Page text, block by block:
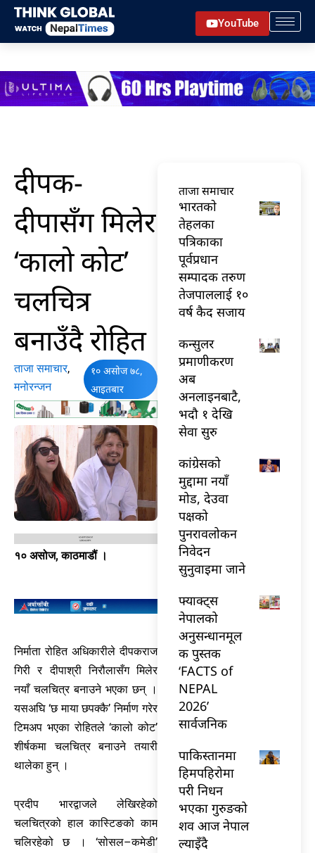
Skip
content
YouTube
दीपक-
दीपासँग मिलेर
‘कालो कोट’
चलचित्र
बनाउँदै रोहित
ताजा समाचार,
मनोरन्जन
१० असोज ७८,
आइतबार
१० असोज, काठमाडौं ।
निर्माता रोहित अधिकारीले दीपकराज
गिरी र दीपाश्री निरौलासँग मिलेर
नयाँ चलचित्र बनाउने भएका छन् ।
यसअघि ‘छ माया छपक्कै’ निर्माण गरेर
टिमअप भएका रोहितले ‘कालो कोट’
शीर्षकमा चलचित्र बनाउने तयारी
थालेका हुन् ।
प्रदीप भारद्वाजले लेखिरहेको
चलचित्रको हाल कास्टिङको काम
चलिरहेको छ । ‘सोसल–कमेडी’
ताजा समाचार
भारतकाे
तेहलका
पत्रिकाका
पूर्वप्रधान
सम्पादक तरुण
तेजपाललाई १०
वर्ष कैद सजाय
कन्सुलर
प्रमाणीकरण
अब
अनलाइनबाटै,
भदौ १ देखि
सेवा सुरु
कांग्रेसको
मुद्दामा नयाँ
मोड, देउवा
पक्षको
पुनरावलोकन
निवेदन
सुनुवाइमा जाने
फ्याक्ट्स
नेपालको
अनुसन्धानमूल
क पुस्तक
‘FACTS of
NEPAL
2026’
सार्वजनिक
पाकिस्तानमा
हिमपहिरोमा
परी निधन
भएका गुरुङको
शव आज नेपाल
ल्याइँदै